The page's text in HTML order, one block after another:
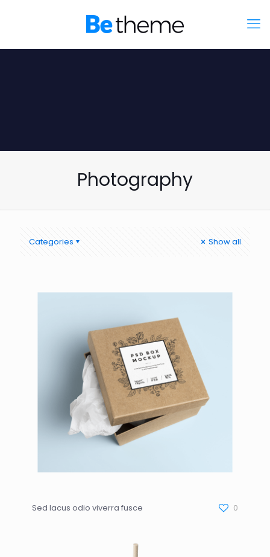
Photography
Categories Show all
Sed lacus odio viverra fusce 0